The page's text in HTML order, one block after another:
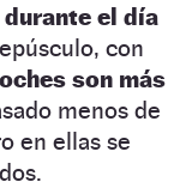
durante el día
con
son más
menos de
en ellas se